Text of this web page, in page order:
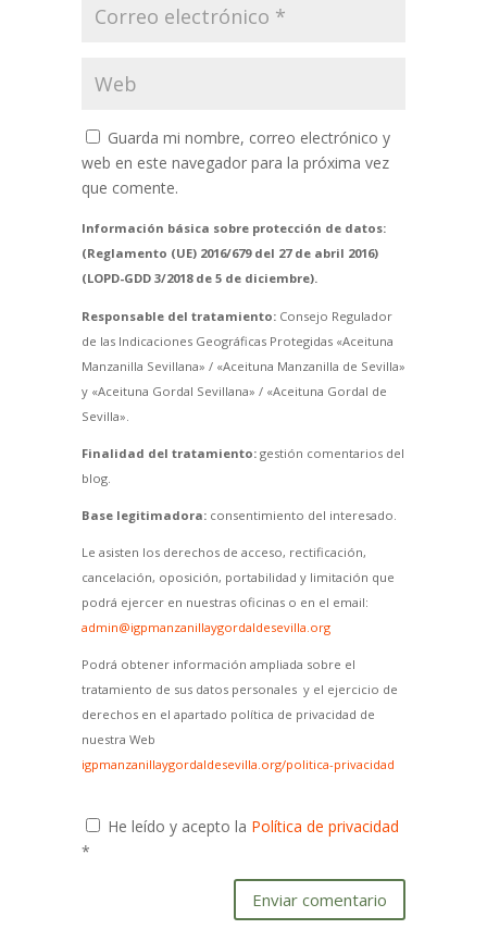
Guarda mi nombre, correo electrónico y
web en este navegador para la próxima vez
que comente.
Información básica sobre protección de datos:
(Reglamento (UE) 2016/679 del 27 de abril 2016)
(LOPD-GDD 3/2018 de 5 de diciembre).
Responsable del tratamiento:Consejo Regulador
de las Indicaciones Geográficas Protegidas «Aceituna
Manzanilla Sevillana» / «Aceituna Manzanilla de Sevilla»
y «Aceituna Gordal Sevillana» / «Aceituna Gordal de
Sevilla».
Finalidad del tratamiento:gestión comentarios del
blog.
Base legitimadora:consentimiento del interesado.
Le asisten los derechos de acceso, rectificación,
cancelación, oposición, portabilidad y limitación que
podrá ejercer en nuestras oficinas o en el email:
admin@igpmanzanillaygordaldesevilla.org
Podrá obtener información ampliada sobre el
tratamiento de sus datos personales y el ejercicio de
derechos en el apartado política de privacidad de
nuestra Web
igpmanzanillaygordaldesevilla.org/politica-privacidad
He leído y acepto la Política de privacidad
*
Enviar comentario